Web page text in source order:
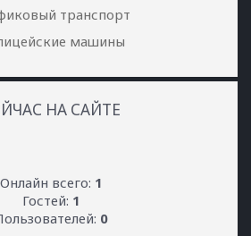
транспорт
машины
НА САЙТЕ
Онлайн всего: 1
Гостей: 1
0